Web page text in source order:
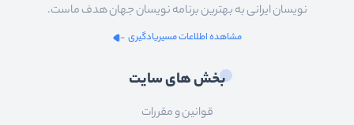
نویسان ایرانی به بهترین برنامه نویسان جهان هدف ماست.
مشاهده اطلاعات مسیریادگیری
بخش های سایت
قوانین و مقررات